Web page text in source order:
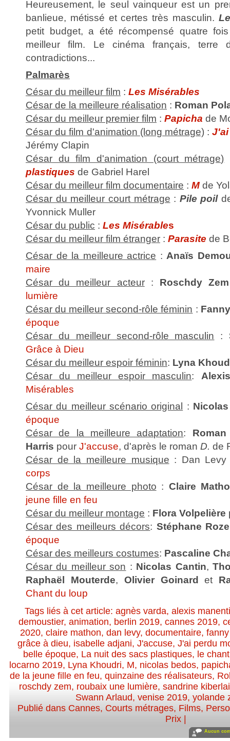
Heureusement, le seul vainqueur est un
banlieue, métissé et certes très masculin.
petit budget, a été récompensé quatre
meilleur film. Le cinéma français, terre
contradictions...
Palmarès
César du meilleur film : Les Misérables
César de la meilleure réalisation : Roman
César du meilleur premier film : Papicha de
César du film d'animation (long métrage) :
Jérémy Clapin
César du film d'animation (court métrage)
plastiques de Gabriel Harel
César du meilleur film documentaire : M de
César du meilleur court métrage : Pile poil
Yvonnick Muller
César du public : Les Misérables
César du meilleur film étranger : Parasite de
César de la meilleure actrice : Anaïs
maire
César du meilleur acteur: Roschdy Zem
lumière
César du meilleur second-rôle féminin :
époque
César du meilleur second-rôle masculin :
Grâce à Dieu
César du meilleur espoir féminin: Lyna
César du meilleur espoir masculin:
Misérables
César du meilleur scénario original :
époque
César de la meilleure adaptation:
Harris pour J'accuse, d'après le roman D. de
César de la meilleure musique : Dan
corps
César de la meilleure photo : Claire
jeune fille en feu
César du meilleur montage : Flora Volpelière
César des meilleurs décors: Stéphane
époque
César des meilleurs costumes: Pascaline
César du meilleur son : Nicolas Cantin,
Raphaël Mouterde, Olivier Goinard et
Chant du loup
Tags liés à cet article: agnès varda, alexis manenti
demoustier,animation, berlin 2019,cannes 2019,
2020, claire mathon, dan levy, documentaire,
grâce à dieu, isabelle adjani, J'accuse, J'ai perdu
belle époque, La nuit des sacs plastiques, le
locarno 2019, Lyna Khoudri, M, nicolas bedos,
de la jeune fille en feu, quinzaine des réalisateurs,
roschdy zem, roubaix une lumière,sandrine
Swann Arlaud,venise 2019,yolande
Publié dans Cannes, Courts métrages, Films,
Prix
Aucun